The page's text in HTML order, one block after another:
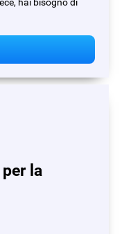
hai bisogno di
la